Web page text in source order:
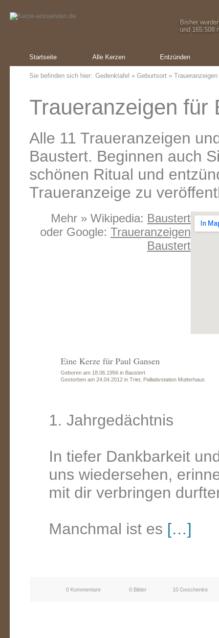
Bisher
und 165.508
Startseite Alle Kerzen Entzünden
Sie befinden sich hier: Gedenktafel » Geburtsort »
Traueranzeigen für
Alle 11 Traueranzeigen
Baustert. Beginnen auch
schönen Ritual und
Traueranzeige zu
Mehr » Wikipedia: Baustert
oder Google: Traueranzeigen
Baustert
Eine Kerze für Paul Gansen
Geboren am 18.06.1956 in Baustert
Gestorben am 24.04.2012 in Trier, Palliativstation Mutterhaus
1. Jahrgedächtnis
In tiefer Dankbarkeit
uns wiedersehen,
mit dir verbringen
Manchmal ist es […]
0 Kommentare 0 Bilder 10 Geschenke